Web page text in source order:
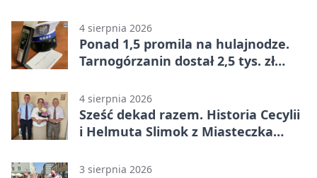
4 sierpnia 2026
Ponad 1,5 promila na hulajnodze.
Tarnogórzanin dostał 2,5 tys. zł
4 sierpnia 2026
Sześć dekad razem. Historia Cecylii
i Helmuta Slimok z Miasteczka
3 sierpnia 2026